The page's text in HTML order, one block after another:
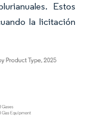
Estos
la licitación